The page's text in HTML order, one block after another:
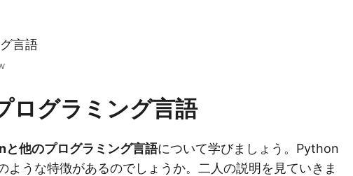
言語
ログラミング言語
他のプログラミング言語について学びましょう。Python
ような特徴があるのでしょうか。二人の説明を見ていきま